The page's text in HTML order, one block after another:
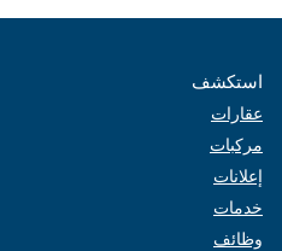
استكشف
عقارات
مركبات
إعلانات
خدمات
وظائف